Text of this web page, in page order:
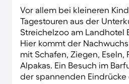
Vor allem bei kleineren
Tagestouren aus der
Streichelzoo am Landhotel
Hier kommt der
mit Schafen, Ziegen, Eseln,
Alpakas. Ein Besuch im
der spannenden Eindrücke